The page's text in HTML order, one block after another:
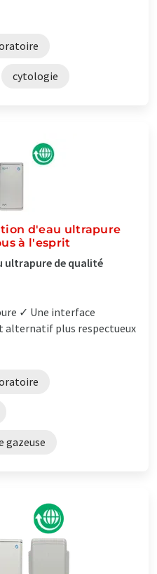
cytologie
d'eau ultrapure
à l'esprit
ultrapure de qualité
✓ Une interface
plus respectueux
gazeuse